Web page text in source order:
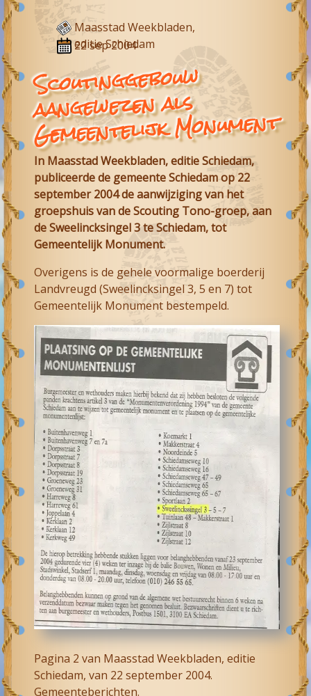
Maasstad Weekbladen,
editie Schiedam
22 sep 2004
Scoutinggebouw
aangewezen als
Gemeentelijk Monument
In Maasstad Weekbladen, editie Schiedam,
publiceerde de gemeente Schiedam op 22
september 2004 de aanwijziging van het
groepshuis van de Scouting Tono-groep, aan
de Sweelincksingel 3 te Schiedam, tot
Gemeentelijk Monument.
Overigens is de gehele voormalige boerderij
Landvreugd (Sweelincksingel 3, 5 en 7) tot
Gemeentelijk Monument bestempeld.
Pagina 2 van Maasstad Weekbladen, editie
Schiedam, van 22 september 2004.
Gemeenteberichten.